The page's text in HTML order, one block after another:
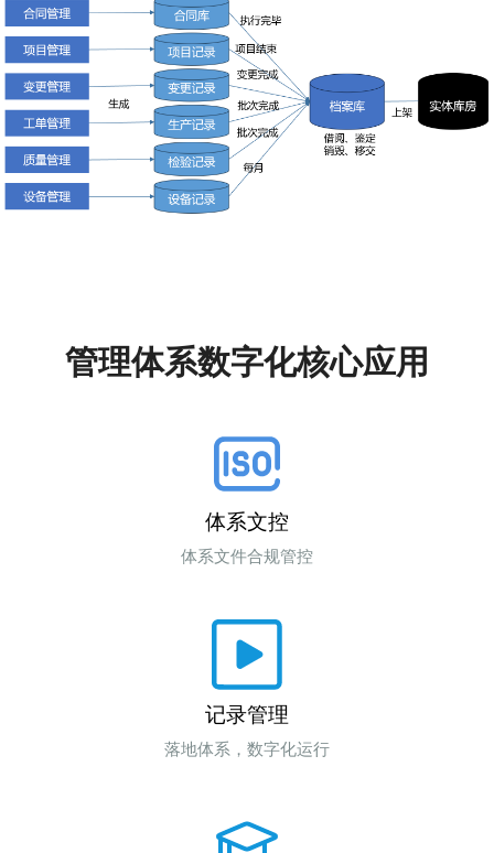
管理体系数字化核心应用
体系文控
体系文件合规管控
记录管理
落地体系，数字化运行